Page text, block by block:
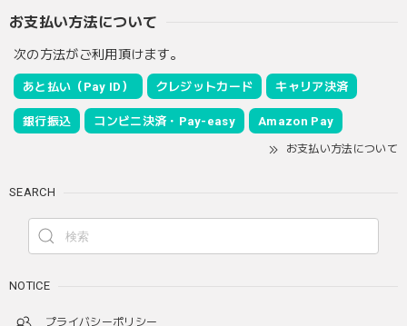
お支払い方法について
次の方法がご利用頂けます。
あと払い（Pay ID） クレジットカード キャリア決済
銀行振込 コンビニ決済・Pay-easy Amazon Pay
お支払い方法について
SEARCH
NOTICE
プライバシーポリシー